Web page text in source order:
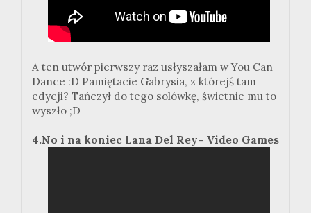
A ten utwór pierwszy raz usłyszałam w You Can
Dance :D Pamiętacie Gabrysia, z którejś tam
edycji? Tańczył do tego solówkę, świetnie mu to
wyszło ;D
4.No i na koniec Lana Del Rey- Video Games